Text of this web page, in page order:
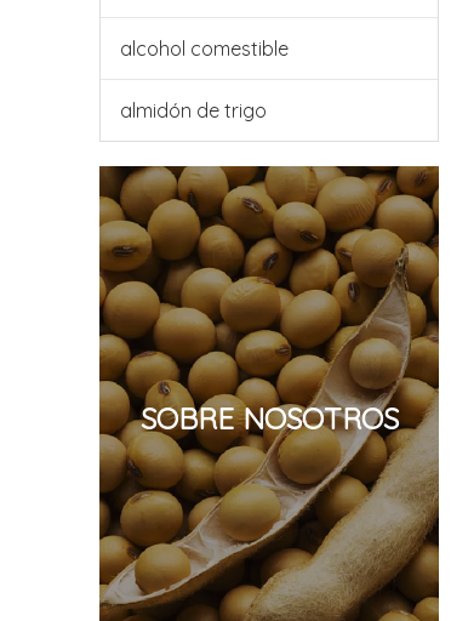
alcohol comestible
almidón de trigo
SOBRE NOSOTROS